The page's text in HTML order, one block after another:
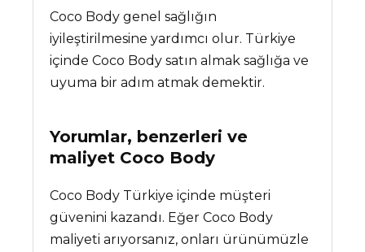
Coco Body genel sağlığın
iyileştirilmesine yardımcı olur. Türkiye
içinde Coco Body satın almak sağlığa ve
uyuma bir adım atmak demektir.
Yorumlar, benzerleri ve
maliyet Coco Body
Coco Body Türkiye içinde müşteri
güvenini kazandı. Eğer Coco Body
maliyeti arıyorsanız, onları ürünümüzle